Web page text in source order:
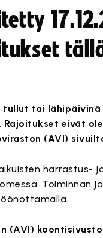
tullut tai
eivät
(AVI)
harrastus-
Toiminnan
(AVI)